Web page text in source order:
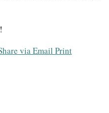
via Email Print